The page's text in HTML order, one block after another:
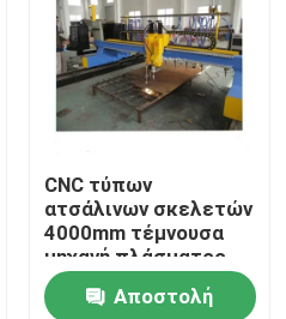
CNC τύπων
ατσάλινων σκελετών
4000mm τέμνουσα
μηχανή πλάσματος
με την κάθετη και
οριζόντια κοπή
Αποστολή